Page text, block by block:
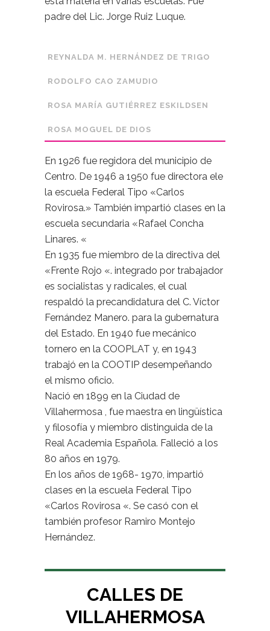
padre del Lic. Jorge Ruiz Luque.
REYNALDA M. HERNÁNDEZ DE TRIGO
RODOLFO CAO ZAMUDIO
ROSA MARÍA GUTIÉRREZ ESKILDSEN
ROSA MOGUEL DE DIOS
En 1926 fue regidora del municipio de
Centro. De 1946 a 1950 fue directora ele
la escuela Federal Tipo «Carlos
Rovirosa.» También impartió clases en la
escuela secundaria «Rafael Concha
Linares. «
En 1935 fue miembro de la directiva del
«Frente Rojo «. integrado por trabajador
es socialistas y radicales, el cual
respaldó la precandidatura del C. Víctor
Fernández Manero. para la gubernatura
del Estado. En 1940 fue mecánico
tornero en la COOPLAT y, en 1943
trabajó en la COOTIP desempeñando
el mismo oficio.
Nació en 1899 en la Ciudad de
Villahermosa , fue maestra en lingüística
y filosofía y miembro distinguida de la
Real Academia Española. Falleció a los
80 años en 1979.
En los años de 1968- 1970, impartió
clases en la escuela Federal Tipo
«Carlos Rovirosa «. Se casó con el
también profesor Ramiro Montejo
Hernández.
CALLES DE
VILLAHERMOSA